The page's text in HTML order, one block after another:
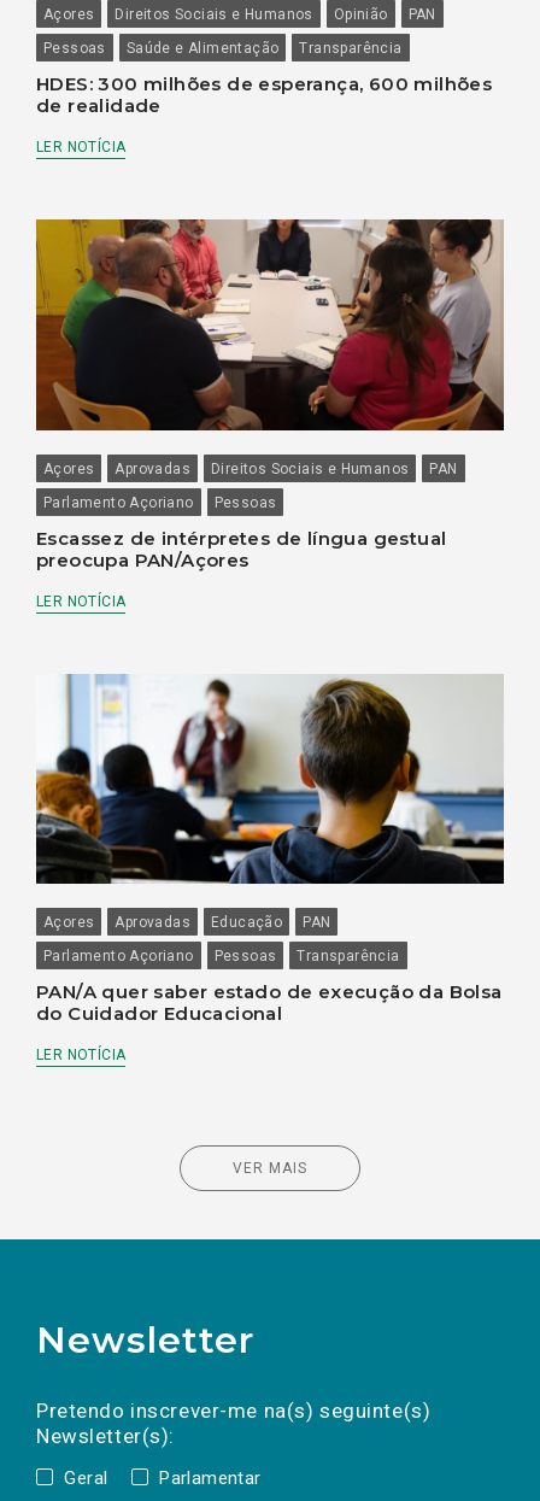
Açores Direitos Sociais e Humanos Opinião
PAN
Pessoas
Saúde e Alimentação Transparência
HDES: 300 milhões de esperança, 600 milhões
de realidade
LER NOTÍCIA
Açores Aprovadas Direitos Sociais e Humanos
PAN
Parlamento Açoriano
Pessoas
Escassez de intérpretes de língua gestual
preocupa PAN/Açores
LER NOTÍCIA
Açores Aprovadas Educação
PAN
Parlamento Açoriano
Pessoas Transparência
PAN/A quer saber estado de execução da Bolsa
do Cuidador Educacional
LER NOTÍCIA
VER MAIS
Newsletter
Pretendo inscrever-me na(s) seguinte(s)
Newsletter(s):
Geral Parlamentar
a(s) newsletter(s).
mail